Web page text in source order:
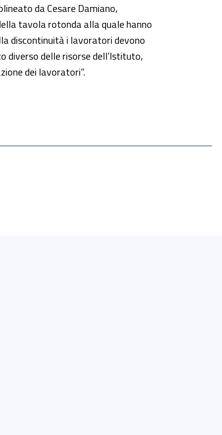
da Cesare Damiano,
tavola rotonda alla quale hanno
discontinuità i lavoratori devono
diverso delle risorse dell’Istituto,
dei lavoratori”.